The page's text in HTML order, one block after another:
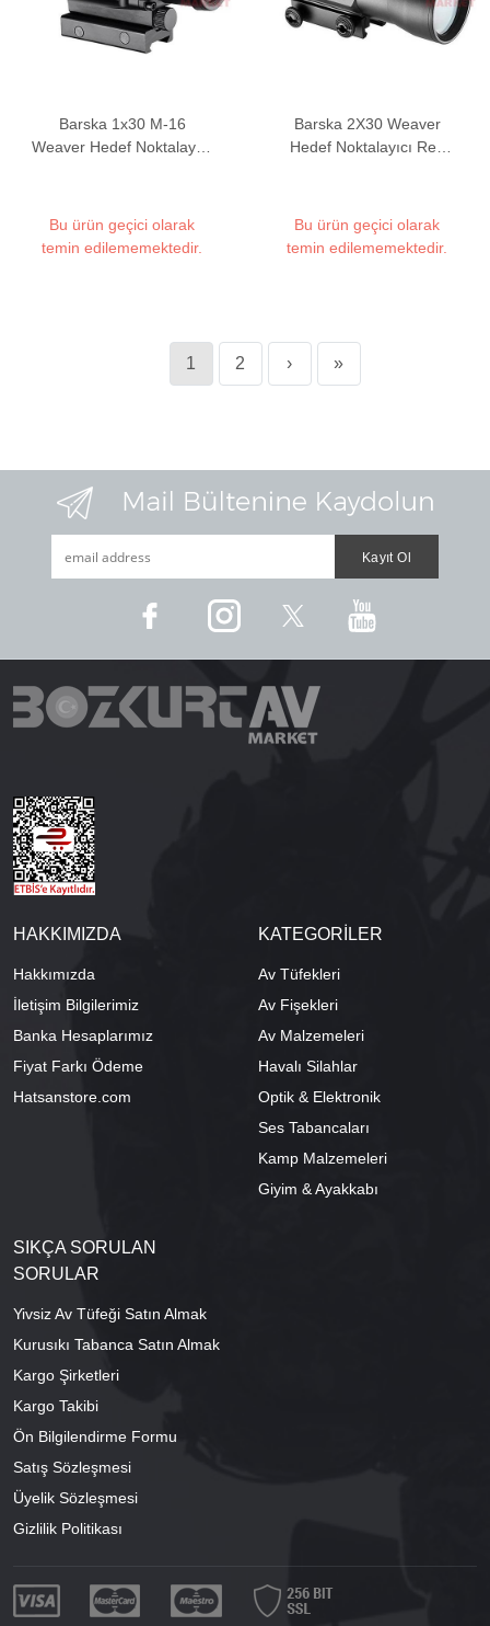
Barska 1x30 M-16
Weaver Hedef Noktalayıcı
Bu ürün geçici olarak
temin edilememektedir.
Barska 2X30 Weaver
Hedef Noktalayıcı Red
Bu ürün geçici olarak
temin edilememektedir.
1 2 › »
HAKKIMIZDA
Hakkımızda
İletişim Bilgilerimiz
Banka Hesaplarımız
Fiyat Farkı Ödeme
Hatsanstore.com
KATEGORİLER
Av Tüfekleri
Av Fişekleri
Av Malzemeleri
Havalı Silahlar
Optik & Elektronik
Ses Tabancaları
Kamp Malzemeleri
Giyim & Ayakkabı
SIKÇA SORULAN
SORULAR
Yivsiz Av Tüfeği Satın Almak
Kurusıkı Tabanca Satın Almak
Kargo Şirketleri
Kargo Takibi
Ön Bilgilendirme Formu
Satış Sözleşmesi
Üyelik Sözleşmesi
Gizlilik Politikası